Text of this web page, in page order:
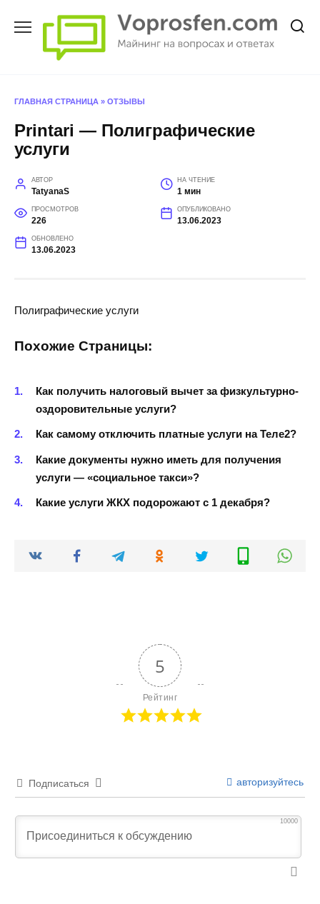
ГЛАВНАЯ СТРАНИЦА » ОТЗЫВЫ
Printari — Полиграфические
услуги
АВТОР
TatyanaS
НА ЧТЕНИЕ
1 мин
ПРОСМОТРОВ
226
ОПУБЛИКОВАНО
13.06.2023
ОБНОВЛЕНО
13.06.2023
Полиграфические услуги
Похожие Страницы:
Как получить налоговый вычет за физкультурно-
оздоровительные услуги?
Как самому отключить платные услуги на Теле2?
Какие документы нужно иметь для получения
услуги — «социальное такси»?
Какие услуги ЖКХ подорожают с 1 декабря?
5
Рейтинг
Подписаться авторизуйтесь
10000